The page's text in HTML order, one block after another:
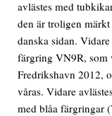
avlästes med
den är troligen
danska sidan.
färgring VN9R, som
Fredrikshavn 2012,
våras. Vidare
med blåa färgringar